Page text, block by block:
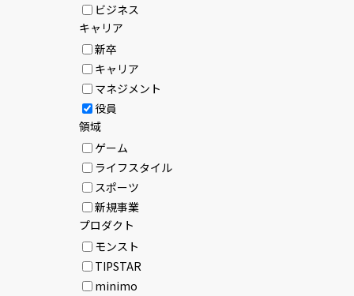
ビジネス
キャリア
新卒
キャリア
マネジメント
役員
領域
ゲーム
ライフスタイル
スポーツ
新規事業
プロダクト
モンスト
TIPSTAR
minimo